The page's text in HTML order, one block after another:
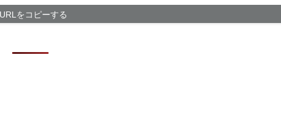
まうｗｗｗｗｗ
URLをコピーする